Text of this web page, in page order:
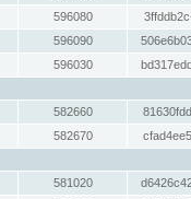
596080
596090
596030
582660
582670
581020